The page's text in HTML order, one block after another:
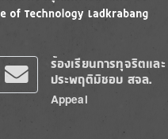
ร้องเรียนการทุจริตและ
ประพฤติมิชอบ สจล.
Appeal